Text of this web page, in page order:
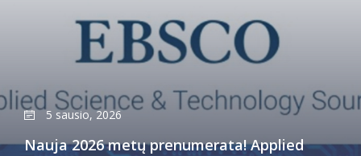
5 sausio, 2026
Nauja 2026 metų prenumerata! Applied